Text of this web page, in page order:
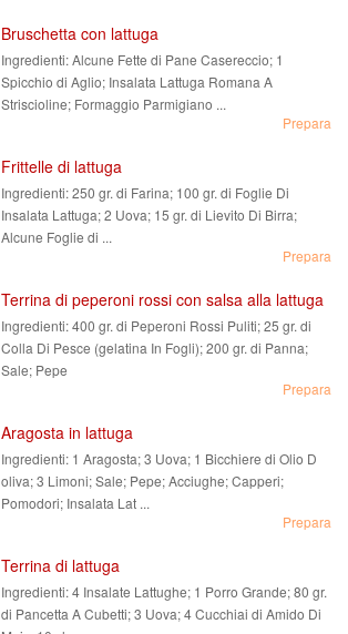
Bruschetta con lattuga
Ingredienti:Alcune Fette di Pane Casereccio; 1
Spicchio di Aglio; Insalata Lattuga Romana A
Striscioline; Formaggio Parmigiano ...
Prepara
Frittelle di lattuga
Ingredienti:250 gr. di Farina; 100 gr. di Foglie Di
Insalata Lattuga; 2 Uova; 15 gr. di Lievito Di Birra;
Alcune Foglie di ...
Prepara
Terrina di peperoni rossi con salsa alla lattuga
Ingredienti:400 gr. di Peperoni Rossi Puliti; 25 gr. di
Colla Di Pesce (gelatina In Fogli); 200 gr. di Panna;
Sale; Pepe
Prepara
Aragosta in lattuga
Ingredienti: 1 Aragosta; 3 Uova; 1 Bicchiere di Olio D
oliva; 3 Limoni; Sale; Pepe; Acciughe; Capperi;
Pomodori; Insalata Lat ...
Prepara
Terrina di lattuga
Ingredienti:4 Insalate Lattughe; 1 Porro Grande; 80 gr.
di Pancetta A Cubetti; 3 Uova; 4 Cucchiai di Amido Di